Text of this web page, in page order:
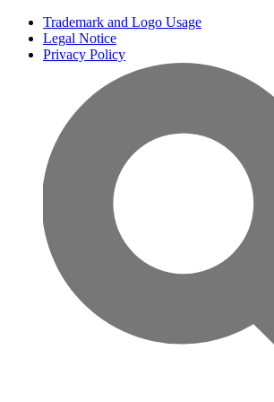
Trademark and Logo Usage
Legal Notice
Privacy Policy